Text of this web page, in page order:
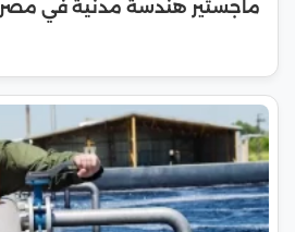
ماجستير هندسة مدنية في مصر